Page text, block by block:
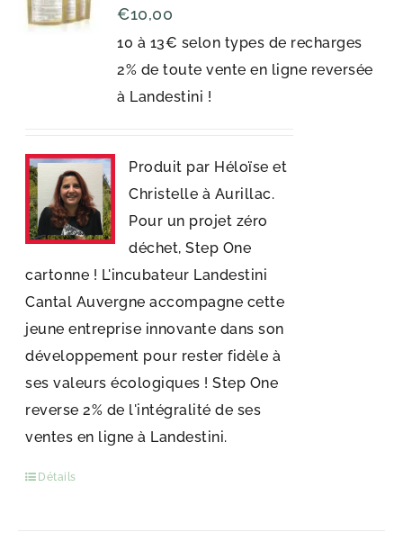
10 à 13€ selon types de recharges
2% de toute vente en ligne reversée
à Landestini !
€10,00
Produit par Héloïse et
Christelle à Aurillac.
Pour un projet zéro
déchet, Step One
cartonne ! L'incubateur Landestini
Cantal Auvergne accompagne cette
jeune entreprise innovante dans son
développement pour rester fidèle à
ses valeurs écologiques ! Step One
reverse 2% de l'intégralité de ses
ventes en ligne à Landestini.
Détails